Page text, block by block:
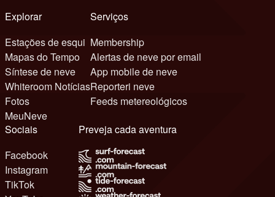
Explorar
Estações de esqui
Mapas do Tempo
Síntese de neve
Whiteroom Notícias
Fotos
MeuNeve
Serviços
Membership
Alertas de neve por email
App mobile de neve
Reporteri neve
Feeds metereológicos
Sociais
Facebook
Instagram
TikTok
Preveja cada aventura